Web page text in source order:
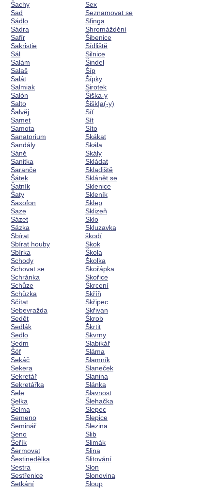
Šachy
Sad
Sádlo
Sádra
Safír
Sakristie
Sál
Salám
Salaš
Salát
Salmiak
Salón
Salto
Šalvěj
Samet
Samota
Sanatorium
Sandály
Sáně
Sanitka
Saranče
Šátek
Šatník
Šaty
Saxofon
Saze
Sázet
Sázka
Sbírat
Sbírat houby
Sbírka
Schody
Schovat se
Schránka
Schůze
Schůzka
Sčítat
Sebevražda
Sedět
Sedlák
Sedlo
Sedm
Šéf
Sekáč
Sekera
Sekretář
Sekretářka
Sele
Selka
Šelma
Semeno
Seminář
Seno
Šeřík
Šermovat
Šestinedělka
Sestra
Sestřenice
Setkání
Sex
Seznamovat se
Sfinga
Shromáždění
Šibenice
Sídliště
Silnice
Šindel
Šíp
Šípky
Sirotek
Šiška-y
Šišk|a(-y)
Síť
Sít
Síto
Skákat
Skála
Skály
Skládat
Skladiště
Sklánět se
Sklenice
Skleník
Sklep
Sklizeň
Sklo
Skluzavka
škodí
Skok
Škola
Školka
Skořápka
Skořice
Škrcení
Skříň
Skřipec
Skřivan
Škrob
Škrtit
Skvrny
Slabikář
Sláma
Slamník
Slaneček
Slanina
Slánka
Slavnost
Šlehačka
Slepec
Slepice
Slezina
Slib
Slimák
Slina
Slitování
Slon
Slonovina
Sloup